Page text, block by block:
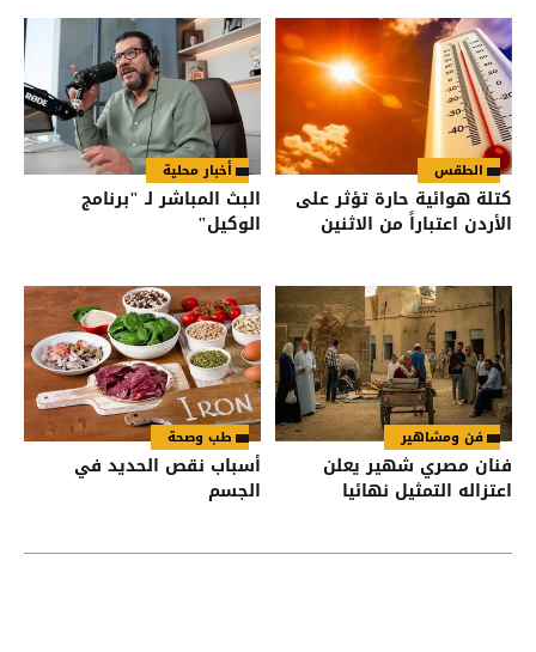
الطقس
كتلة هوائية حارة تؤثر على
الأردن اعتباراً من الاثنين
أخبار محلية
البث المباشر لـ "برنامج
الوكيل"
فن ومشاهير
فنان مصري شهير يعلن
اعتزاله التمثيل نهائيا
طب وصحة
أسباب نقص الحديد في
الجسم